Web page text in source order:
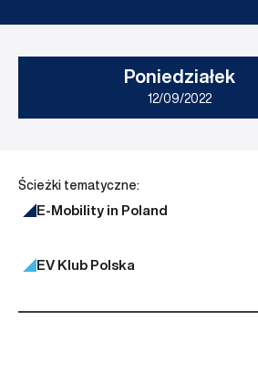
Poniedziałek
12/09/2022
Ścieżki tematyczne:
E-Mobility in Poland
EV Klub Polska